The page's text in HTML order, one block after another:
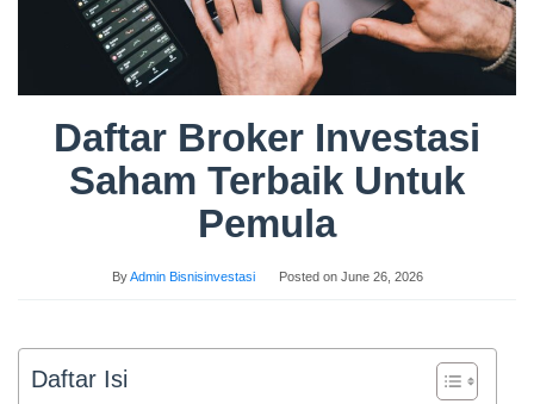
Daftar Broker Investasi
Saham Terbaik Untuk
Pemula
ByAdmin Bisnisinvestasi Posted on June 26, 2026
Daftar Isi